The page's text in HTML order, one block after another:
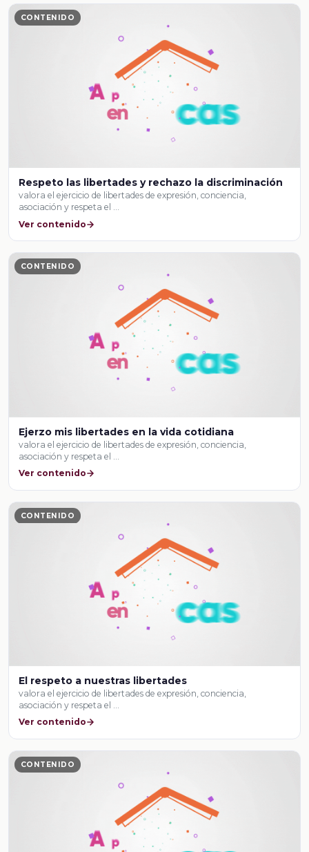
CONTENIDO
Respeto las libertades y rechazo la discriminación
valora el ejercicio de libertades de expresión, conciencia,
asociación y respeta el …
Ver contenido
CONTENIDO
Ejerzo mis libertades en la vida cotidiana
valora el ejercicio de libertades de expresión, conciencia,
asociación y respeta el …
Ver contenido
CONTENIDO
El respeto a nuestras libertades
valora el ejercicio de libertades de expresión, conciencia,
asociación y respeta el …
Ver contenido
CONTENIDO